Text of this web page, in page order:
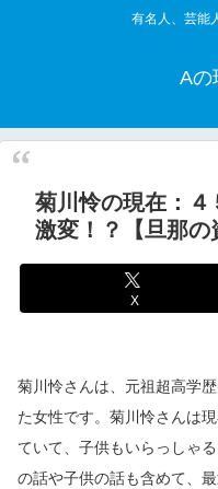
有名人、芸能
Aの
菊川怜の現在：４
激変！？【旦那の
X
菊川怜さんは、元祖超高学
た女性です。菊川怜さんは
ていて、子供もいらっしゃ
の話や子供の話も含めて、